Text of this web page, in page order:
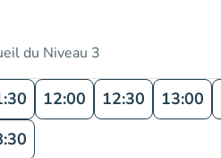
du Niveau 3
12:00 12:30 13:00